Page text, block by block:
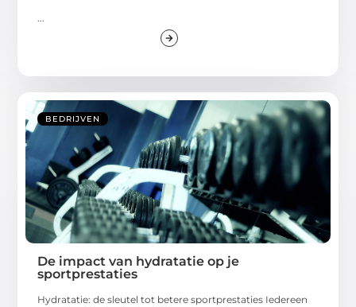
...
BEDRIJVEN
De impact van hydratatie op je
sportprestaties
Hydratatie: de sleutel tot betere sportprestaties Iedereen